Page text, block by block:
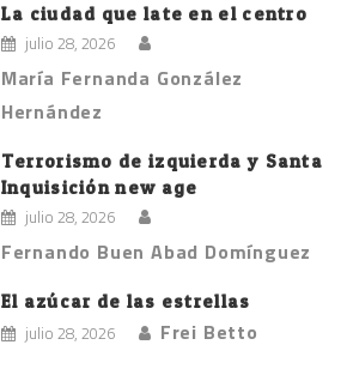
La ciudad que late en el centro
julio 28, 2026
María Fernanda González
Hernández
Terrorismo de izquierda y Santa
Inquisición new age
julio 28, 2026
Fernando Buen Abad Domínguez
El azúcar de las estrellas
julio 28, 2026 Frei Betto